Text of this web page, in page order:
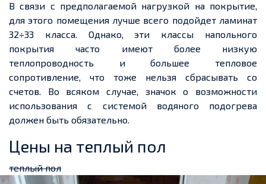
В связи с предполагаемой нагрузкой на покрытие,
для этого помещения лучше всего подойдетламинат
32÷33 класса. Однако, эти классы напольного
покрытия часто имеют более низкую
теплопроводность и большее тепловое
сопротивление, что тоже нельзя сбрасывать со
счетов. Во всяком случае, значок о возможности
использования с системой водяного подогрева
должен быть обязательно.
Цены на теплый пол
теплый пол